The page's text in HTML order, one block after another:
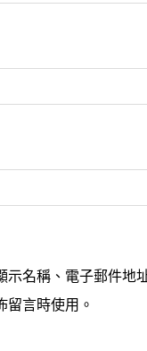
示名稱、電子郵件地
留言時使用。